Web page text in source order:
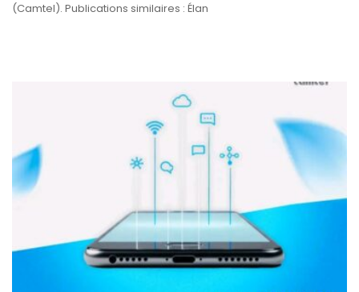
(Camtel). Publications similaires : Élan